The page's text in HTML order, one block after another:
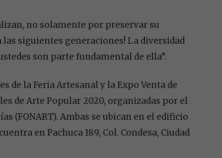
no solamente por preservar su
siguientes generaciones! La diversidad
son parte fundamental de ella”.
de la Feria Artesanal y la Expo Venta de
de Arte Popular 2020, organizadas por el
(FONART). Ambas se ubican en el edificio
en Pachuca 189, Col. Condesa, Ciudad